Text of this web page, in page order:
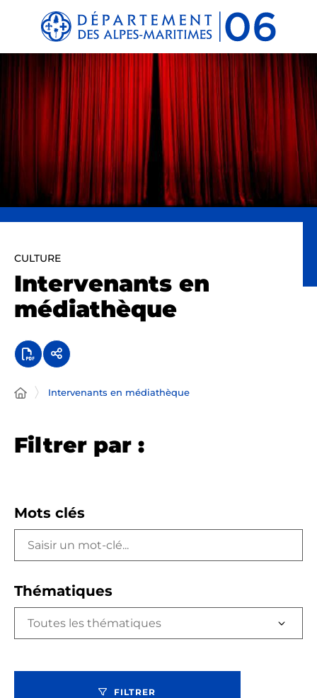
Panneau de gestion des cookies
CULTURE
Intervenants en
médiathèque
Intervenants en médiathèque
Filtrer par :
Mots clés
Thématiques
Toutes les thématiques
FILTRER